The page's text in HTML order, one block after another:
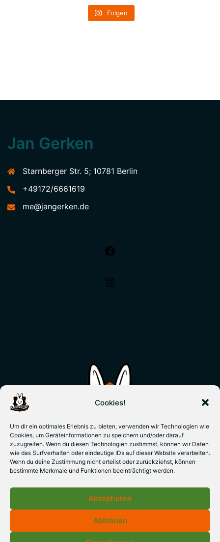
Cookies!
Um dir ein optimales Erlebnis zu bieten, verwenden wir Technologien wie
Cookies, um Geräteinformationen zu speichern und/oder darauf
zuzugreifen. Wenn du diesen Technologien zustimmst, können wir Daten
wie das Surfverhalten oder eindeutige IDs auf dieser Website verarbeiten.
Wenn du deine Zustimmung nicht erteilst oder zurückziehst, können
bestimmte Merkmale und Funktionen beeinträchtigt werden.
Akzeptieren
Ablehnen
Folgen
Jan Gerken
Starnberger Str. 5; 10781 Berlin
+49172/6661619
me@jangerken.de